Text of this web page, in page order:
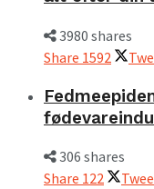
3980 shares
Share 1592
306 shares
Share 122